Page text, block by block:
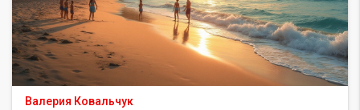
Валерия Ковальчук